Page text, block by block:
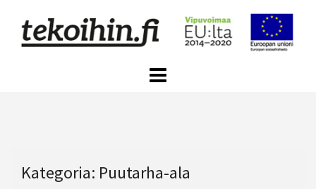
content
Kategoria: Puutarha-ala